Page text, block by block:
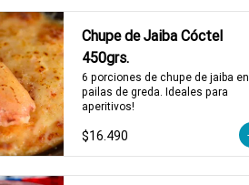
producto en su presentación
acompañamientos incluidos.
Chupe de Jaiba Cóctel
450grs.
6 porciones de chupe de jaiba en
pailas de greda. Ideales para
aperitivos!
$16.490